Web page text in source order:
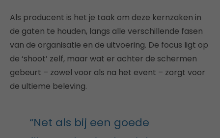
Als producent is het je taak om deze kernzaken in
de gaten te houden, langs alle verschillende fasen
van de organisatie en de uitvoering. De focus ligt op
de ‘shoot’ zelf, maar wat er achter de schermen
gebeurt – zowel voor als na het event – zorgt voor
de ultieme beleving.
“Net als bij een goede